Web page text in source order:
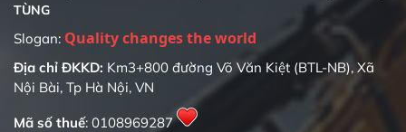
TÙNG
Slogan: Quality changes the world
Địa chỉ ĐKKD: Km3+800 đường Võ Văn Kiệt (BTL-NB), Xã
Nội Bài, Tp Hà Nội, VN
Mã số thuế: 0108969287